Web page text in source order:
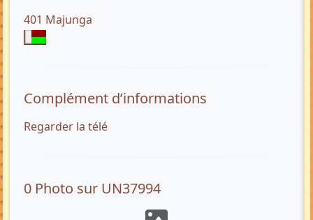
401 Majunga
Complément d’informations
Regarder la télé
0 Photo sur UN37994